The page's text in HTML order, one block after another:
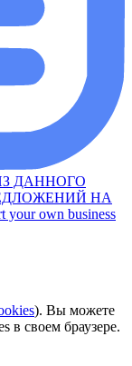
ДАННОГО
НА
own business
). Вы можете
в своем браузере.